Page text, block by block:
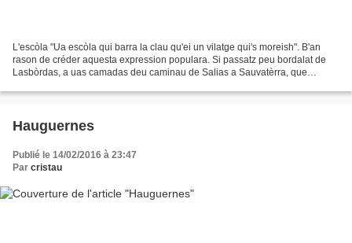
L'escòla "Ua escòla qui barra la clau qu'ei un vilatge qui's moreish". B'an
rason de créder aquesta expression populara. Si passatz peu bordalat de
Lasbòrdas, a uas camadas deu caminau de Salias a Sauvatèrra, que
Hauguernes
Publié le 14/02/2016 à 23:47
Par cristau